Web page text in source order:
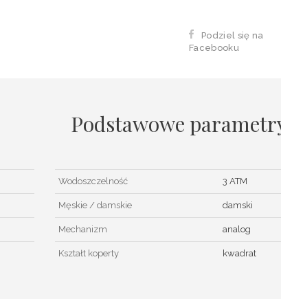
Podziel się na
Facebooku
Podstawowe
Wodoszczelność 3 ATM
Męskie / damskie damski
Mechanizm analog
Kształt koperty kwadrat